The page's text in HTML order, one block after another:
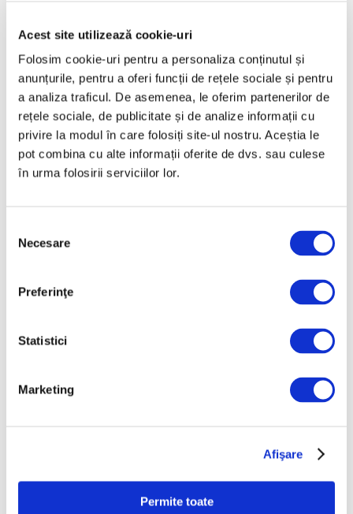
Acest site utilizează cookie-uri
Folosim cookie-uri pentru a personaliza conținutul și
anunțurile, pentru a oferi funcții de rețele sociale și pentru
a analiza traficul. De asemenea, le oferim partenerilor de
rețele sociale, de publicitate și de analize informații cu
privire la modul în care folosiți site-ul nostru. Aceștia le
pot combina cu alte informații oferite de dvs. sau culese
în urma folosirii serviciilor lor.
consimțământului
Necesare
Preferinţe
Statistici
Marketing
Afişare
Permite toate
și membri ai scenei culturale din România și
din străinătate au semnat o scrisoare
deschisă adresată conducerii Art Safari și
unor autorități române cerând clarificări
legat de expoziția „Her Pain, Her Power:
Voices of
Continuă lectura >